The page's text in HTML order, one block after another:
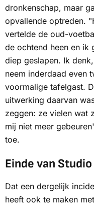
dronkenschap, maar
opvallende optreden.
vertelde de oud-
de ochtend heen en ik
diep geslapen. Ik
neem inderdaad even
voormalige tafelgast.
uitwerking daarvan
zeggen: ze vielen wat
mij niet meer
toe.
Einde van
Dat een dergelijk
heeft ook te maken